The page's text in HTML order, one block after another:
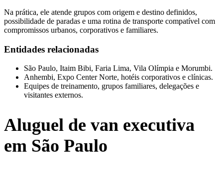
Na prática, ele atende grupos com origem e destino definidos,
possibilidade de paradas e uma rotina de transporte compatível com
compromissos urbanos, corporativos e familiares.
Entidades relacionadas
São Paulo, Itaim Bibi, Faria Lima, Vila Olímpia e Morumbi.
Anhembi, Expo Center Norte, hotéis corporativos e clínicas.
Equipes de treinamento, grupos familiares, delegações e
visitantes externos.
Aluguel de van executiva
em São Paulo